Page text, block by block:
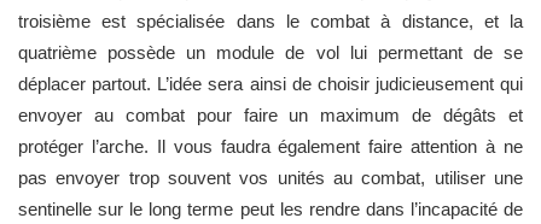
troisième est spécialisée dans le combat à distance, et la
quatrième possède un module de vol lui permettant de se
déplacer partout. L’idée sera ainsi de choisir judicieusement qui
envoyer au combat pour faire un maximum de dégâts et
protéger l’arche. Il vous faudra également faire attention à ne
pas envoyer trop souvent vos unités au combat, utiliser une
sentinelle sur le long terme peut les rendre dans l’incapacité de